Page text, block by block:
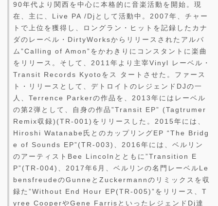
90年代より関西を中心に本格的に音楽活動を開始。現
在、主に、Live PA /Djとして活動中。2007年、チャー
トで上位を獲得し、ロングラン・ヒットを記録したカナ
ダのレーベル・DirtyWorksからリリースされたアルバ
ム”Calling of Amon”をかわきりにコンスタントに楽曲
をリリース。そして、2011年より主宰Vinyl レーベル・
Transit Records Kyotoをス タートさせた。ファース
ト・リリースとして、デトロイトのレジェンドDJの一
人、Terrence Parkerの作品を、2013年にはレーベル
の第2弾として、自身の作品”Transit EP” (Tagtrumer
Remix収録)(TR-001)をリリースした。2015年には、
Hiroshi Watanabe氏とのカップリングEP “The Bridg
e of Sounds EP”(TR-003)、2016年には、ベルリン
のアーティストBee Lincolnとともに”Transition E
P”(TR-004)、2017年6月、ベルリンの名門レーベルLe
bensfreudeのGunneとZuckermannのリミックスを収
録た”Without End Hour EP(TR-005)”をリリース、T
yree CooperやGene FarrisといったレジェンドDj達